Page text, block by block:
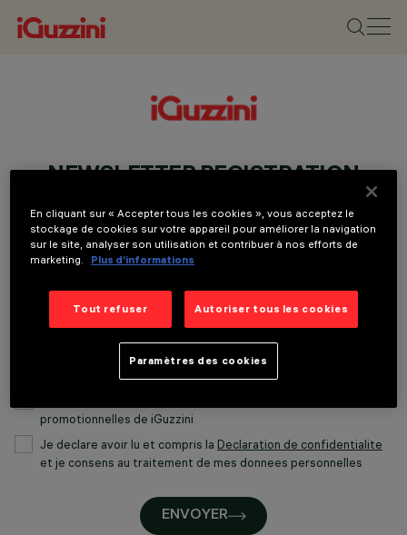
NEWSLETTER REGISTRATION
promotionnelles de iGuzzini
Je declare avoir lu et compris la Declaration de confidentialite
et je consens au traitement de mes donnees personnelles
ENVOYER
En cliquant sur « Accepter tous les cookies », vous acceptez le
stockage de cookies sur votre appareil pour améliorer la navigation
sur le site, analyser son utilisation et contribuer à nos efforts de
marketing.
Plus d’informations
Tout refuser Autoriser tous les cookies
Paramètres des cookies